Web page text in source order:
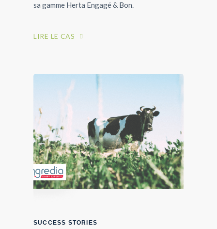
sa gamme Herta Engagé & Bon.
LIRE LE CAS
SUCCESS STORIES
KIT PRESSE
- Agroalimentaire